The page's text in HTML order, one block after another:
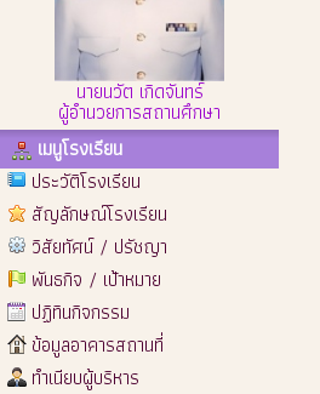
นายนวัต เกิดจันทร์
ผู้อำนวยการสถานศึกษา
เมนูโรงเรียน
ประวัติโรงเรียน
สัญลักษณ์โรงเรียน
วิสัยทัศน์ / ปรัชญา
พันธกิจ / เป้าหมาย
ปฏิทินกิจกรรม
ข้อมูลอาคารสถานที่
ทำเนียบผู้บริหาร